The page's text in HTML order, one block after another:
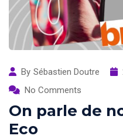
By Sébastien Doutre
No Comments
On parle de
Eco